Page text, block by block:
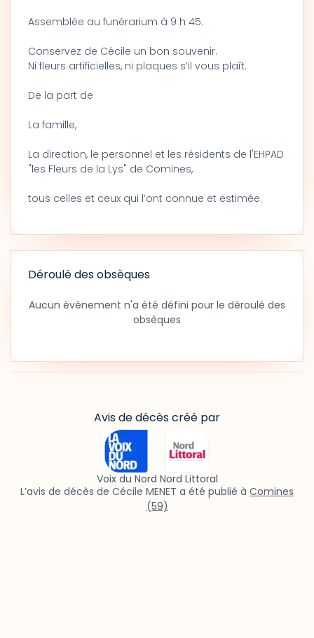
Assemblée au funérarium à 9 h 45.
Conservez de Cécile un bon souvenir.
Ni fleurs artificielles, ni plaques s’il vous plaît.
De la part de
La famille,
La direction, le personnel et les résidents de l'EHPAD
"les Fleurs de la Lys" de Comines,
tous celles et ceux qui l’ont connue et estimée.
Déroulé des obsèques
Aucun événement n'a été défini pour le déroulé des
obsèques
Avis de décès créé par
Voix du Nord Nord Littoral
L’avis de décès de Cécile MENET a été publié à Comines
(59)